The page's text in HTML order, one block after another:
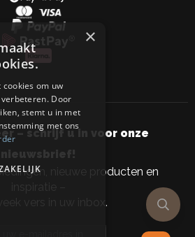
– schrijf u in voor onze
nieuwsbrief!
nieuwe producten en
inspiratie –
vers in uw inbox.
×
om uw
Door
stemt u in met
met ons